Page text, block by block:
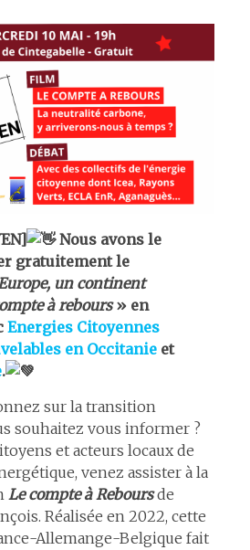
Nous avons le
gratuitement le
un continent
à rebours» en
Energies Citoyennes
en Occitanieet
.
sur la transition
souhaitez vous informer ?
et acteurs locaux de
venez assister à la
Le compte à Reboursde
Réalisée en 2022, cette
Allemange-Belgique fait